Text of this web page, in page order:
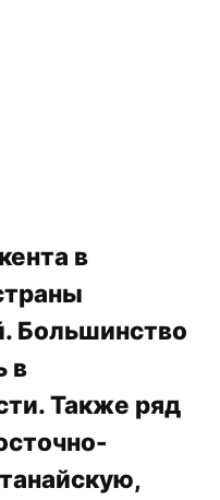
в
Большинство
в
Также ряд